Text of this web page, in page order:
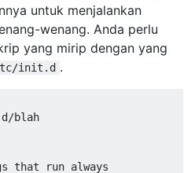
untuk menjalankan
wenang. Anda perlu
yang mirip dengan yang
init.d .
blah
that run always